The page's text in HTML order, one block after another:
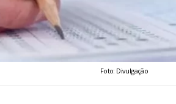
Foto: Divulgação